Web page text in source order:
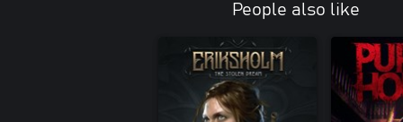
People also like